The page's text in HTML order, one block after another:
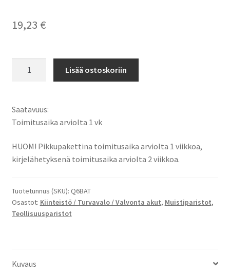
19,23 €
C52017,
CR17335SE-
Sanyo
R,
CS-
PLC335SL
MnO2
Lisää ostoskoriin
Saatavuus:
Toimitusaika arviolta 1 vk
HUOM! Pikkupakettina toimitusaika arviolta 1 viikkoa,
kirjelähetyksenä toimitusaika arviolta 2 viikkoa.
Tuotetunnus (SKU): Q6BAT
Osastot: Kiinteistö / Turvavalo / Valvonta akut, Muistiparistot,
Teollisuusparistot
Kuvaus